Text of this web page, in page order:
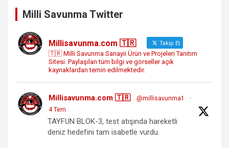
Milli Savunma Twitter
Millisavunma.com 🇹🇷 Takip Et
🇹🇷 Milli Savunma Sanayii Ürün ve Projeleri Tanıtım
Sitesi. Paylaşılan tüm bilgi ve görseller açık
kaynaklardan temin edilmektedir.
Millisavunma.com 🇹🇷 @millisavunma1
·
4 Tem
TAYFUN BLOK-3, test atışında hareketli
deniz hedefini tam isabetle vurdu.